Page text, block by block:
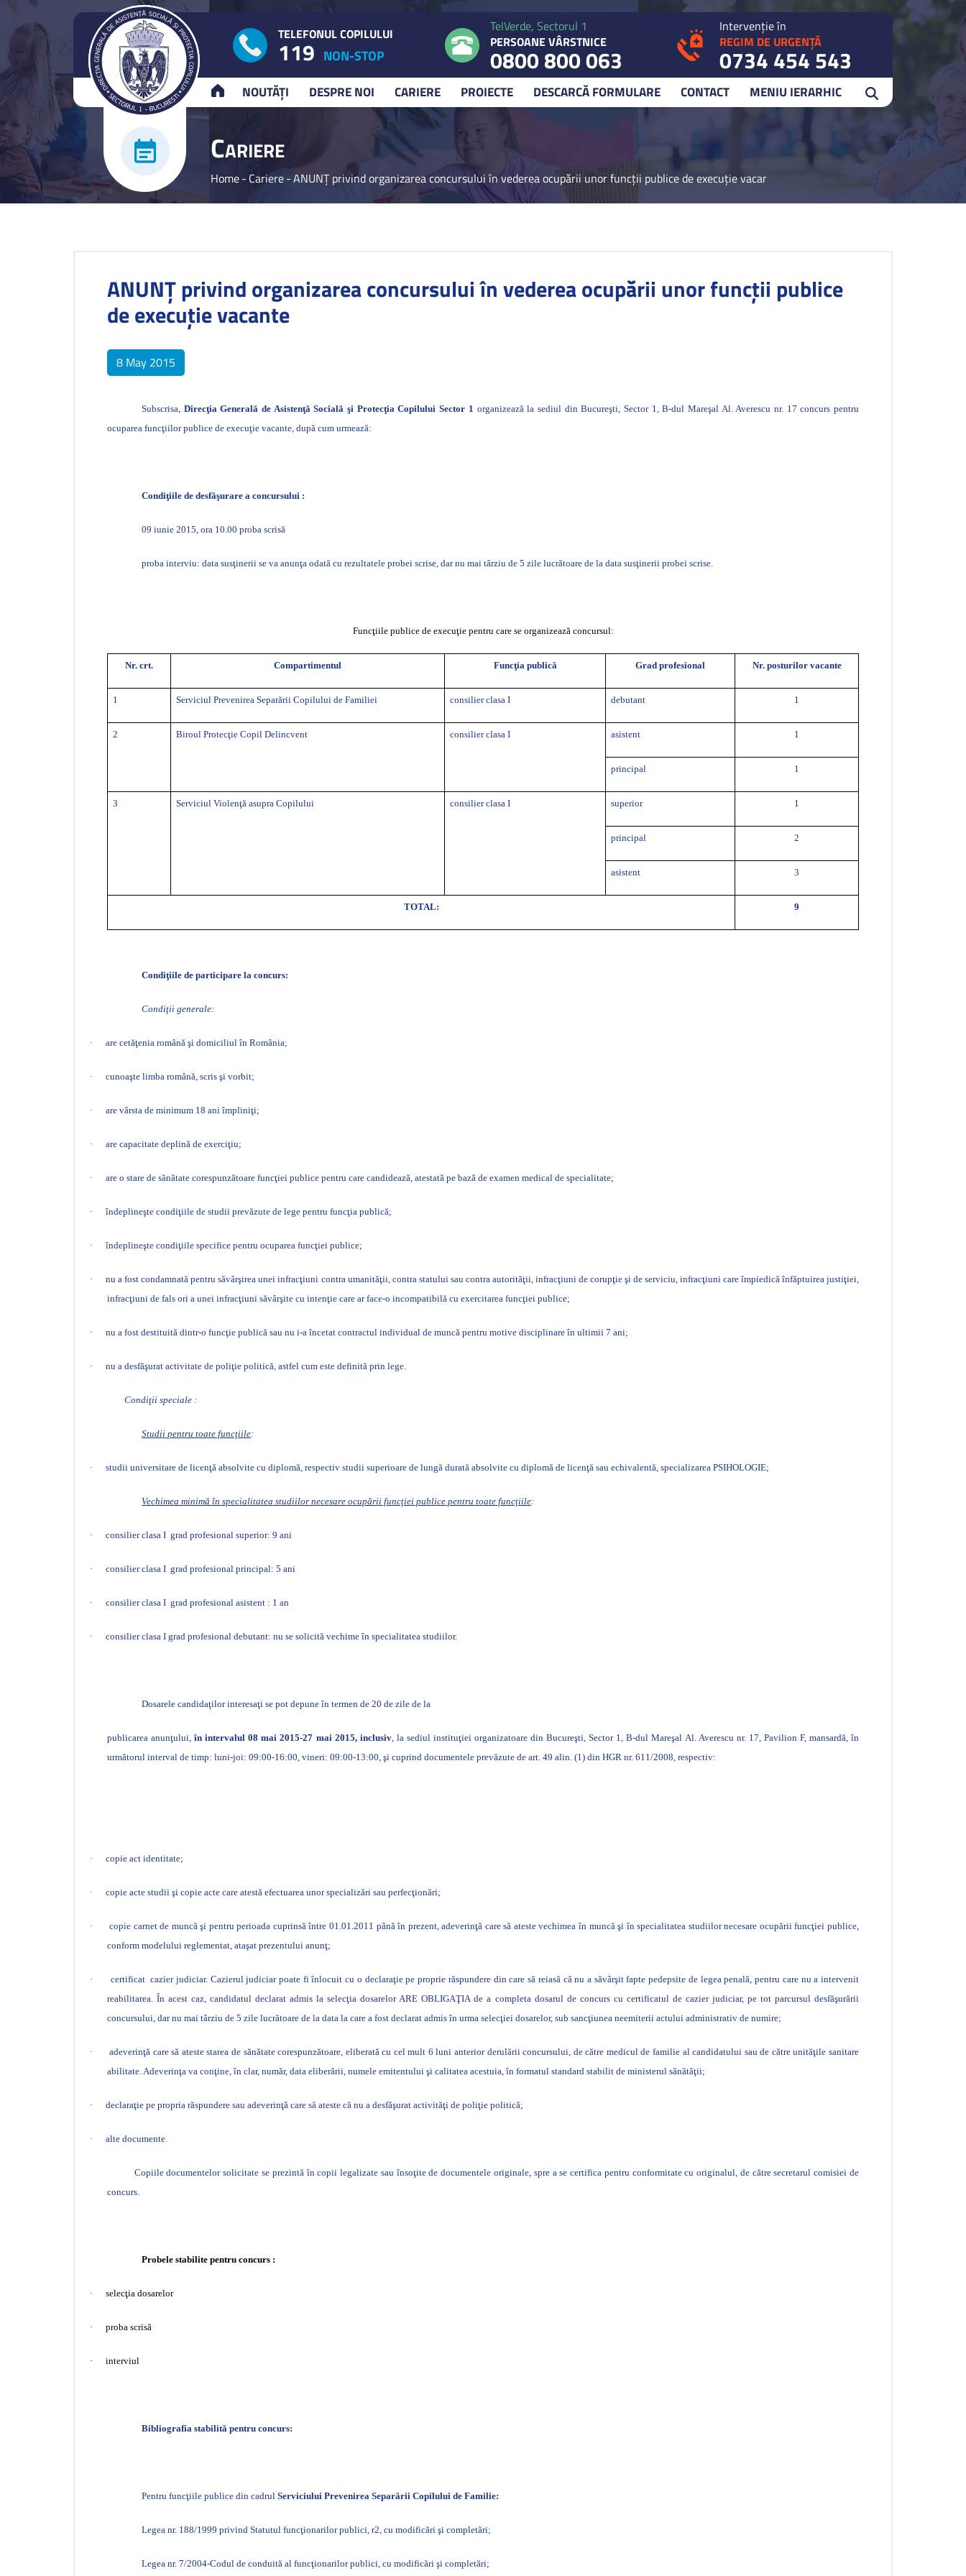
ACASĂNOUTĂȚI DESPRE NOI CARIERE PROIECTE DESCARCĂ FORMULARE CONTACT MENIU IERARHIC
TELEFONUL COPILULUI
119 NON-STOP
TelVerde, Sectorul 1
PERSOANE VÂRSTNICE
0800 800 063
Intervenție în
REGIM DE URGENȚĂ
0734 454 543
CARIERE
Home- Cariere-ANUNŢ privind organizarea concursului în vederea ocupării unor funcţii publice de execuţie vacante
ANUNŢ privind organizarea concursului în vederea ocupării unor funcţii publice
de execuţie vacante
8 May 2015
Subscrisa, Direcţia Generală de Asistenţă Socială şi Protecţia Copilului Sector 1 organizează la sediul din Bucureşti, Sector 1, B-dul Mareşal Al. Averescu nr. 17 concurs pentru
ocuparea funcţiilor publice de execuţie vacante, după cum urmează:
Condiţiile de desfăşurare a concursului :
09 iunie 2015, ora 10.00 proba scrisă
proba interviu: data susţinerii se va anunţa odată cu rezultatele probei scrise, dar nu mai târziu de 5 zile lucrătoare de la data susţinerii probei scrise.
Funcţiile publice de execuţie pentru care se organizează concursul:
Nr. crt. Compartimentul Funcţia publică Grad profesional Nr. posturilor vacante
1 Serviciul Prevenirea Separării Copilului de Familiei consilier clasa I debutant 1
2 Biroul Protecţie Copil Delincvent consilier clasa I asistent 1
principal 1
3 Serviciul Violenţă asupra Copilului consilier clasa I superior 1
principal 2
asistent 3
TOTAL: 9
Condiţiile de participare la concurs:
Condiţii generale:
· are cetăţenia română şi domiciliul în România;
· cunoaşte limba română, scris şi vorbit;
· are vârsta de minimum 18 ani împliniţi;
· are capacitate deplină de exerciţiu;
· are o stare de sănătate corespunzătoare funcţiei publice pentru care candidează, atestată pe bază de examen medical de specialitate;
· îndeplineşte condiţiile de studii prevăzute de lege pentru funcţia publică;
· îndeplineşte condiţiile specifice pentru ocuparea funcţiei publice;
·
nu a fost condamnată pentru săvârşirea unei infracţiuni contra umanităţii, contra statului sau contra autorităţii, infracţiuni de corupţie şi de serviciu, infracţiuni care împiedică înfăptuirea justiţiei,
infracţiuni de fals ori a unei infracţiuni săvârşite cu intenţie care ar face-o incompatibilă cu exercitarea funcţiei publice;
· nu a fost destituită dintr-o funcţie publică sau nu i-a încetat contractul individual de muncă pentru motive disciplinare în ultimii 7 ani;
· nu a desfăşurat activitate de poliţie politică, astfel cum este definită prin lege.
Condiţii speciale :
Studii pentru toate funcţiile:
· studii universitare de licenţă absolvite cu diplomă, respectiv studii superioare de lungă durată absolvite cu diplomă de licenţă sau echivalentă, specializarea PSIHOLOGIE;
Vechimea minimă în specialitatea studiilor necesare ocupării funcţiei publice pentru toate funcţiile:
· consilier clasa I grad profesional superior: 9 ani
· consilier clasa I grad profesional principal: 5 ani
· consilier clasa I grad profesional asistent : 1 an
· consilier clasa I grad profesional debutant: nu se solicită vechime în specialitatea studiilor.
Dosarele candidaţilor interesaţi se pot depune în termen de 20 de zile de la
publicarea anunţului,în intervalul 08 mai 2015-27 mai 2015, inclusiv, la sediul instituţiei organizatoare din Bucureşti, Sector 1, B-dul Mareşal Al. Averescu nr. 17, Pavilion F, mansardă, în
următorul interval de timp: luni-joi: 09:00-16:00, vineri: 09:00-13:00, şi cuprind documentele prevăzute de art. 49 alin. (1) din HGR nr. 611/2008, respectiv:
· copie act identitate;
· copie acte studii şi copie acte care atestă efectuarea unor specializări sau perfecţionări;
·
copie carnet de muncă şi pentru perioada cuprinsă între 01.01.2011 până în prezent, adeverinţă care să ateste vechimea în muncă şi în specialitatea studiilor necesare ocupării funcţiei publice,
conform modelului reglementat, ataşat prezentului anunţ;
· certificat cazier judiciar. Cazierul judiciar poate fi înlocuit cu o declaraţie pe proprie răspundere din care să reiasă că nu a săvârşit fapte pedepsite de legea penală, pentru care nu a intervenit
reabilitarea. În acest caz, candidatul declarat admis la selecţia dosarelor ARE OBLIGAŢIA de a completa dosarul de concurs cu certificatul de cazier judiciar, pe tot parcursul desfăşurării
concursului, dar nu mai târziu de 5 zile lucrătoare de la data la care a fost declarat admis în urma selecţiei dosarelor, sub sancţiunea neemiterii actului administrativ de numire;
·
adeverinţă care să ateste starea de sănătate corespunzătoare, eliberată cu cel mult 6 luni anterior derulării concursului, de către medicul de familie al candidatului sau de către unităţile sanitare
abilitate. Adeverinţa va conţine, în clar, număr, data eliberării, numele emitentului şi calitatea acestuia, în formatul standard stabilit de ministerul sănătăţii;
· declaraţie pe propria răspundere sau adeverinţă care să ateste că nu a desfăşurat activităţi de poliţie politică;
· alte documente.
Copiile documentelor solicitate se prezintă în copii legalizate sau însoţite de documentele originale, spre a se certifica pentru conformitate cu originalul, de către secretarul comisiei de
concurs.
Probele stabilite pentru concurs :
· selecţia dosarelor
· proba scrisă
· interviul
Bibliografia stabilită pentru concurs:
Pentru funcţiile publice din cadrul Serviciului Prevenirea Separării Copilului de Familie:
Legea nr. 188/1999 privind Statutul funcţionarilor publici, r2, cu modificări şi completări;
Legea nr. 7/2004-Codul de conduită al funcţionarilor publici, cu modificări şi completări;